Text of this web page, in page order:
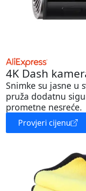
4K Dash
Snimke su jasne u
pruža dodatnu
prometne nesreće.
Provjeri cijenu